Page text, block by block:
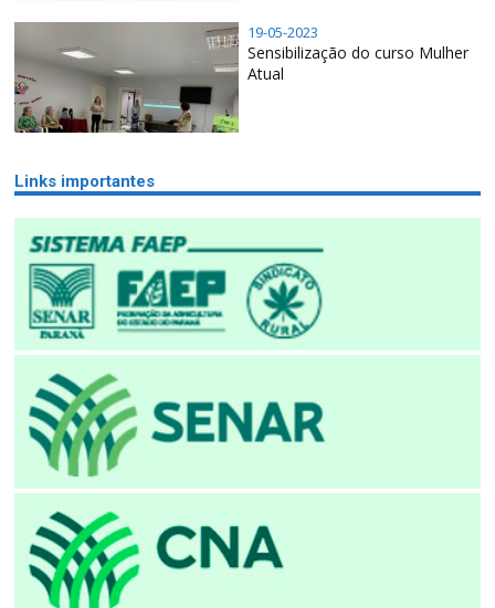
19-05-2023
Sensibilização do curso Mulher
Atual
Links importantes